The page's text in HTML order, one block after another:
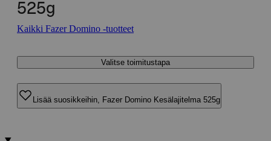
525g
Kaikki Fazer Domino -tuotteet
Valitse toimitustapa
Lisää suosikkeihin, Fazer Domino Kesälajitelma 525g